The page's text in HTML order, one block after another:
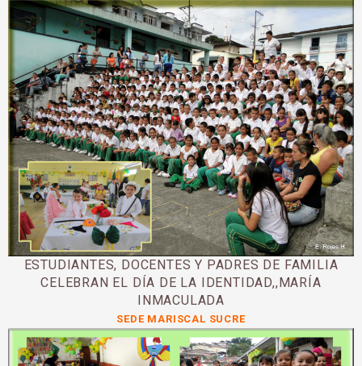
ESTUDIANTES, DOCENTES Y PADRES DE FAMILIA
CELEBRAN EL DÍA DE LA IDENTIDAD,,MARÍA
INMACULADA
SEDE MARISCAL SUCRE